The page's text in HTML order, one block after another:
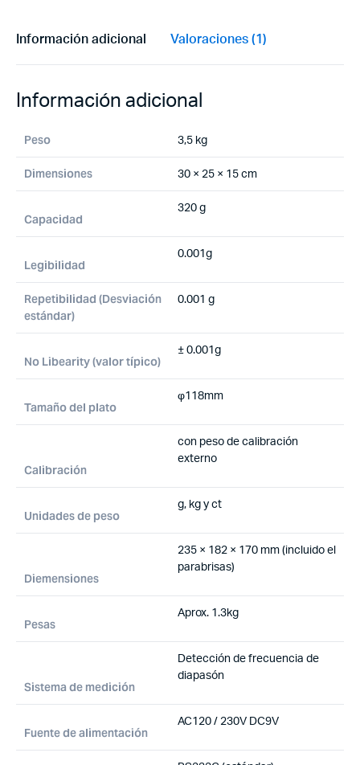
Información adicional Valoraciones (1)
Información adicional
Peso 3,5 kg
Dimensiones 30 × 25 × 15 cm
Capacidad
320 g
Legibilidad
0.001g
Repetibilidad (Desviación
estándar)
0.001 g
No Libearity (valor típico)
± 0.001g
Tamaño del plato
φ118mm
Calibración
con peso de calibración
externo
Unidades de peso
g, kg y ct
Diemensiones
235 × 182 × 170 mm (incluido el
parabrisas)
Pesas
Aprox. 1.3kg
Sistema de medición
Detección de frecuencia de
diapasón
Fuente de alimentación
AC120 / 230V DC9V